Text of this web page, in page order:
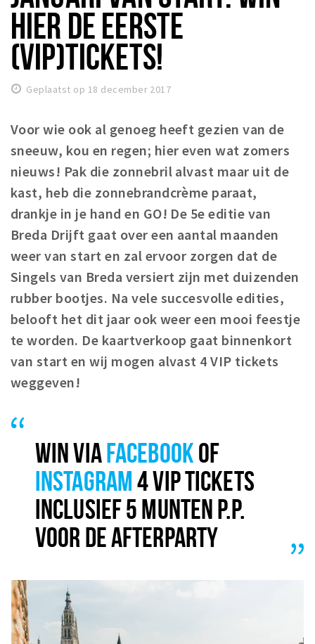
Winkelgebieden
Parkeren
Uitjes & activiteiten
Toeristische routes
Natuurgebieden
Baroniepoorten
Sport
Inloggen
HIER DE EERSTE
(VIP)TICKETS!
Geplaatst op 18 december 2017
Voor wie ook al genoeg heeft gezien van de
sneeuw, kou en regen; hier even wat zomers
nieuws! Pak die zonnebril alvast maar uit de
kast, heb die zonnebrandcrème paraat,
drankje in je hand en GO! De 5e editie van
Breda Drijft gaat over een aantal maanden
weer van start en zal ervoor zorgen dat de
Singels van Breda versiert zijn met duizenden
rubber bootjes. Na vele succesvolle edities,
belooft het dit jaar ook weer een mooi feestje
te worden. De kaartverkoop gaat binnenkort
van start en wij mogen alvast 4 VIP tickets
weggeven!
WIN VIAFACEBOOKOF
INSTAGRAM4 VIP TICKETS
INCLUSIEF 5 MUNTEN P.P.
VOOR DE AFTERPARTY